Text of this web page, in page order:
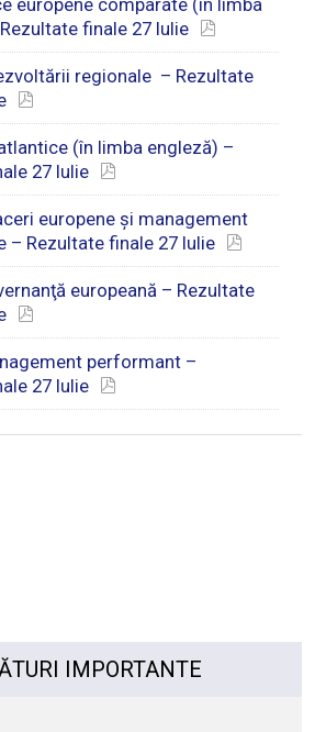
europene comparate (în limba
finale 27 Iulie
regionale – Rezultate
(în limba engleză) –
27 Iulie
europene şi management
– Rezultate finale 27 Iulie
europeană – Rezultate
performant –
27 Iulie
IMPORTANTE